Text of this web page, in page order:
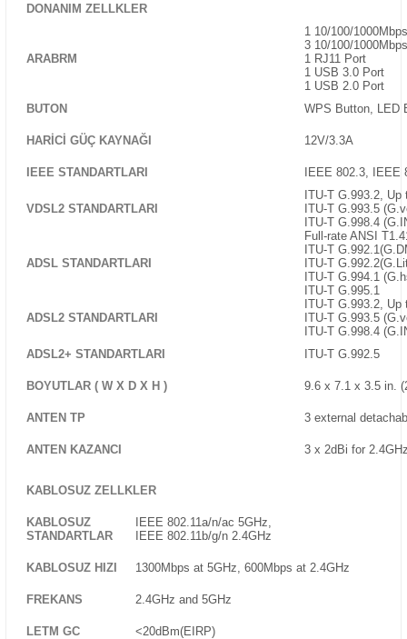
DONANIM ZELLKLER
ARABRM
1 10/100/
3 10/100/
1 RJ11 Port
1 USB 3.0 Port
1 USB 2.0 Port
BUTON
WPS Button, LED
HARICI GÜÇ KAYNAĞI 12V/3.3A
IEEE STANDARTLARI IEEE 802.3, IEEE
VDSL2 STANDARTLARI
ITU-T G.993.2, Up
ITU-T G.993.5
ITU-T G.998.4
ADSL STANDARTLARI
Full-rate ANSI
ITU-T
ITU-T
ITU-T G.994.1
ITU-T G.995.1
ADSL2 STANDARTLARI
ITU-T G.993.2, Up
ITU-T G.993.5
ITU-T G.998.4
ADSL2+ STANDARTLARI
ITU-T G.992.5
BOYUTLAR ( W X D X H ) 9.6 x 7.1 x 3.5 in.
ANTEN TP 3 external
ANTEN KAZANCI 3 x 2dBi for
KABLOSUZ ZELLKLER
KABLOSUZ
STANDARTLAR
IEEE 802.11a/n/ac 5GHz,
IEEE 802.11b/g/n 2.4GHz
KABLOSUZ HIZI 1300Mbps at 5GHz, 600Mbps at 2.4GHz
FREKANS 2.4GHz and 5GHz
LETM GC <20dBm(EIRP)